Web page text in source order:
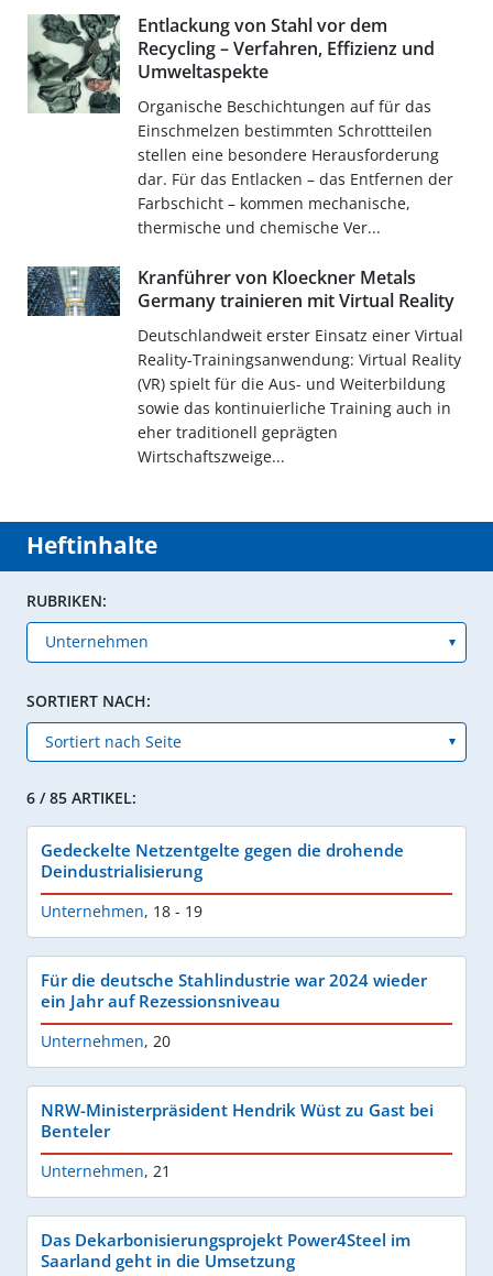
Entlackung von Stahl vor dem
Recycling – Verfahren, Effizienz und
Umweltaspekte
Organische Beschichtungen auf für das
Einschmelzen bestimmten Schrottteilen
stellen eine besondere Herausforderung
dar. Für das Entlacken – das Entfernen der
Farbschicht – kommen mechanische,
thermische und chemische Ver...
Kranführer von Kloeckner Metals
Germany trainieren mit Virtual Reality
Deutschlandweit erster Einsatz einer Virtual
Reality-Trainingsanwendung: Virtual Reality
(VR) spielt für die Aus- und Weiterbildung
sowie das kontinuierliche Training auch in
eher traditionell geprägten
Wirtschaftszweige...
Heftinhalte
RUBRIKEN:
SORTIERT NACH:
6 / 85 ARTIKEL:
Gedeckelte Netzentgelte gegen die drohende
Deindustrialisierung
Unternehmen, 18 - 19
Für die deutsche Stahlindustrie war 2024 wieder
ein Jahr auf Rezessionsniveau
Unternehmen, 20
NRW-Ministerpräsident Hendrik Wüst zu Gast bei
Benteler
Unternehmen, 21
Das Dekarbonisierungsprojekt Power4Steel im
Saarland geht in die Umsetzung